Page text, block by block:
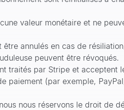
valeur monétaire et ne
annulés en cas de
peuvent être révoqués.
traités par Stripe et acceptent
paiement (par exemple,
nous réservons le droit de